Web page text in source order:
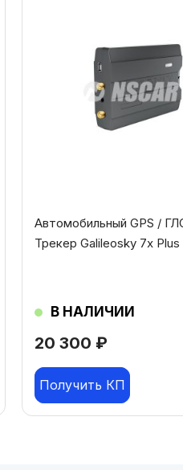
20 300 ₽
Автомобильный GPS /
Трекер Galileosky 7x Plus
В НАЛИЧИИ
Получить КП